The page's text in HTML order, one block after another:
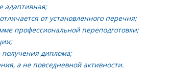
адаптивная;
от установленного перечня;
профессиональной переподготовки;
получения диплома;
а не повседневной активности.